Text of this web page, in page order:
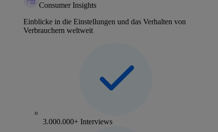
Consumer Insights
Einblicke in die Einstellungen und das Verhalten von
Verbrauchern weltweit
3.000.000+ Interviews